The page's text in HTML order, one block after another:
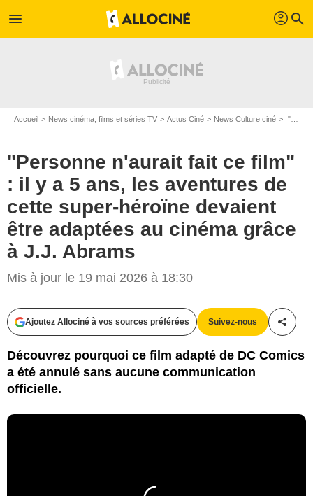
menu profil search
Accueil News cinéma, films et séries TV Actus Ciné News Culture ciné "Personne n'aurait fait ce film" : il y a 5 ans, les aventures de cette super-héroïne devaient être adaptées au cinéma grâce à J.J. Abrams
"Personne n'aurait fait ce film"
: il y a 5 ans, les aventures de
cette super-héroïne devaient
être adaptées au cinéma grâce
à J.J. Abrams
Mis à jour le 19 mai 2026 à 18:30
Ajoutez Allociné à vos sources préférées Suivez-nous
Découvrez pourquoi ce film adapté de DC Comics
a été annulé sans aucune communication
officielle.